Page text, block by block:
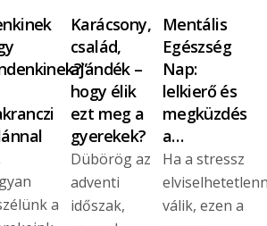
a
Karácsony,
család,
ajándék –
hogy élik
ezt meg a
gyerekek?
Dübörög az
adventi
időszak,
Mentális
Egészség
Nap:
lelkierő és
megküzdés
a…
Ha a stressz
válik, ezen a